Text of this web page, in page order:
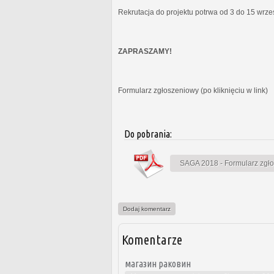
Rekrutacja do projektu potrwa od 3 do 15
ZAPRASZAMY!
Formularz zgłoszeniowy (po kliknięciu w link)
Do pobrania:
SAGA 2018 - Formularz
Dodaj komentarz
Komentarze
магазин раковин